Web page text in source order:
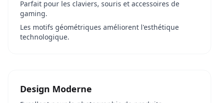
Parfait pour les claviers, souris et accessoires de
gaming.
Les motifs géométriques améliorent l'esthétique
technologique.
Design Moderne